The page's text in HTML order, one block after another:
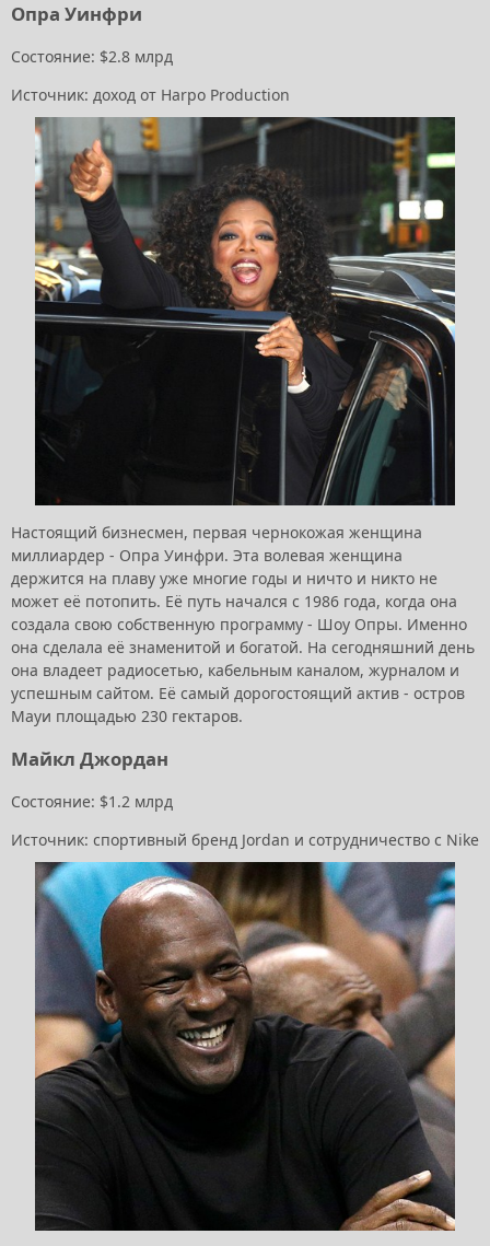
Опра Уинфри
Состояние: $2.8 млрд
Источник: доход от Harpo Production
Настоящий бизнесмен, первая чернокожая женщина
миллиардер - Опра Уинфри. Эта волевая женщина
держится на плаву уже многие годы и ничто и никто не
может её потопить. Её путь начался с 1986 года, когда она
создала свою собственную программу - Шоу Опры. Именно
она сделала её знаменитой и богатой. На сегодняшний день
она владеет радиосетью, кабельным каналом, журналом и
успешным сайтом. Её самый дорогостоящий актив - остров
Мауи площадью 230 гектаров.
Майкл Джордан
Состояние: $1.2 млрд
Источник: спортивный бренд Jordan и сотрудничество с Nike